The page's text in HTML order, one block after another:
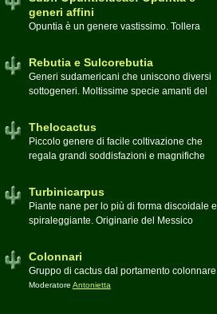
generi affini
Opuntia è un genere vastissimo. Tollera
Canada. Caratteristiche le temute spine
carnosi spesso commestibili
Rebutia e Sulcorebutia
Generi sudamericani che uniscono diversi
sottogeneri. Moltissime specie amanti del
Thelocactus
Piccolo genere di facile coltivazione che
regala grandi soddisfazioni e magnifiche
Turbinicarpus
Piante nane per lo più di forma discoidale e
spiraleggiante. Originarie del Messico
Colonnari
Gruppo di cactus dal portamento colonnare
Moderatore Antonietta